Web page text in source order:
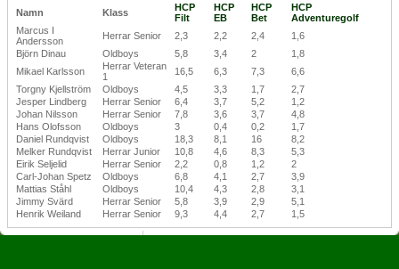
Namn Klass
HCP
Filt
HCP
EB
HCP
Bet
HCP
Adventuregolf
Marcus I
Andersson
Herrar Senior 2,3 2,2 2,4
1,6
Björn Dinau
Oldboys 5,8 3,4 2
1,8
Mikael Karlsson
Herrar Veteran
1
16,5 6,3 7,3
6,6
Torgny Kjellström
Oldboys 4,5 3,3 1,7
2,7
Jesper Lindberg
Herrar Senior 6,4 3,7 5,2
1,2
Johan Nilsson
Herrar Senior 7,8 3,6 3,7
4,8
Hans Olofsson
Oldboys 3 0,4 0,2
1,7
Daniel Rundqvist
Oldboys 18,3 8,1 16
8,2
Melker Rundqvist
Herrar Junior 10,8 4,6 8,3
5,3
Eirik Seljelid
Herrar Senior 2,2 0,8 1,2
2
Carl-Johan Spetz
Oldboys 6,8 4,1 2,7
3,9
Mattias Ståhl
Oldboys 10,4 4,3 2,8
3,1
Jimmy Svärd
Herrar Senior 5,8 3,9 2,9
5,1
Henrik Weiland
Herrar Senior 9,3 4,4 2,7 1,5